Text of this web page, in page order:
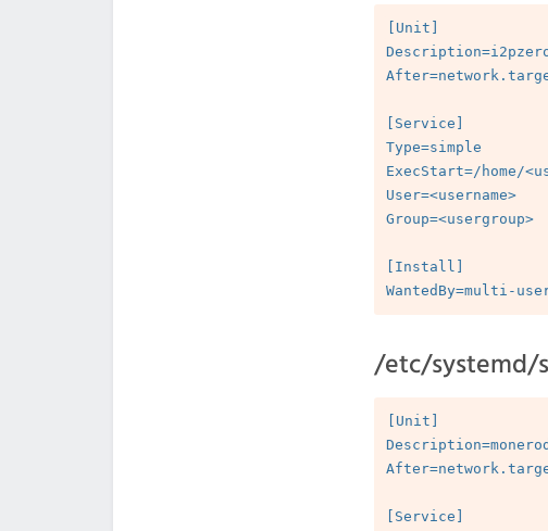
[Unit]
[Service]
Type=simple
ExecStart=/home/
User=<username>
Group=<usergroup>
[Install]
/etc/systemd/
[Unit]
Description=monerod
[Service]